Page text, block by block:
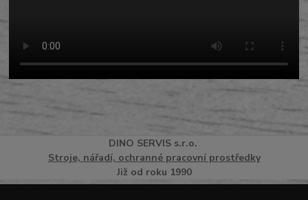
DINO SERVISs.r.o.
Stroje, nářadí, ochranné pracovní prostředky
Již od roku 1990